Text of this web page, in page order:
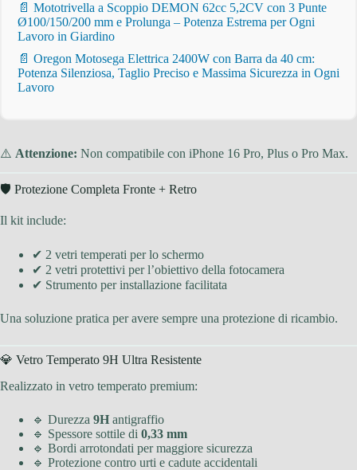
📄 Mototrivella a Scoppio DEMON 62cc 5,2CV con 3 Punte
Ø100/150/200 mm e Prolunga – Potenza Estrema per Ogni
Lavoro in Giardino
📄 Oregon Motosega Elettrica 2400W con Barra da 40 cm:
Potenza Silenziosa, Taglio Preciso e Massima Sicurezza in Ogni
Lavoro
⚠️ Attenzione: Non compatibile con iPhone 16 Pro, Plus o Pro Max.
🛡️ Protezione Completa Fronte + Retro
Il kit include:
✔ 2 vetri temperati per lo schermo
✔ 2 vetri protettivi per l’obiettivo della fotocamera
✔ Strumento per installazione facilitata
Una soluzione pratica per avere sempre una protezione di ricambio.
💎 Vetro Temperato 9H Ultra Resistente
Realizzato in vetro temperato premium:
🔹 Durezza 9H antigraffio
🔹 Spessore sottile di 0,33 mm
🔹 Bordi arrotondati per maggiore sicurezza
🔹 Protezione contro urti e cadute accidentali